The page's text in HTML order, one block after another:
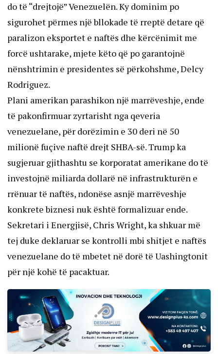
do të “drejtojë” Venezuelën. Ky dominim po
sigurohet përmes një bllokade të rreptë detare që
paralizon eksportet e naftës dhe kërcënimit me
forcë ushtarake, mjete këto që po garantojnë
nënshtrimin e presidentes së përkohshme, Delcy
Rodriguez.
Plani amerikan parashikon një marrëveshje, ende
të pakonfirmuar zyrtarisht nga qeveria
venezuelane, për dorëzimin e 30 deri në 50
milionë fuçive naftë drejt SHBA-së. Trump ka
sugjeruar gjithashtu se korporatat amerikane do të
investojnë miliarda dollarë në infrastrukturën e
rrënuar të naftës, ndonëse asnjë marrëveshje
konkrete biznesi nuk është formalizuar ende.
Sekretari i Energjisë, Chris Wright, ka shkuar më
tej duke deklaruar se kontrolli mbi shitjet e naftës
venezuelane do të mbetet në dorë të Uashingtonit
për një kohë të pacaktuar.